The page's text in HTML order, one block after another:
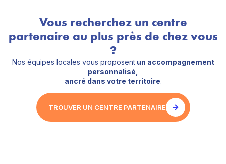
Vous recherchez un centre
partenaire au plus près de chez vous
?
Nos équipes locales vous proposentun accompagnement
personnalisé,
ancré dans votre territoire.
TROUVER UN CENTRE PARTENAIRE